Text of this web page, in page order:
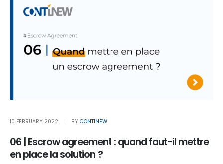
10 FEBRUARY 2022 BY CONTINEW
06 | Escrow agreement : quand faut-il mettre
en place la solution ?